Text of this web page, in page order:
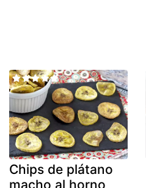
Chips de plátano
macho al horno